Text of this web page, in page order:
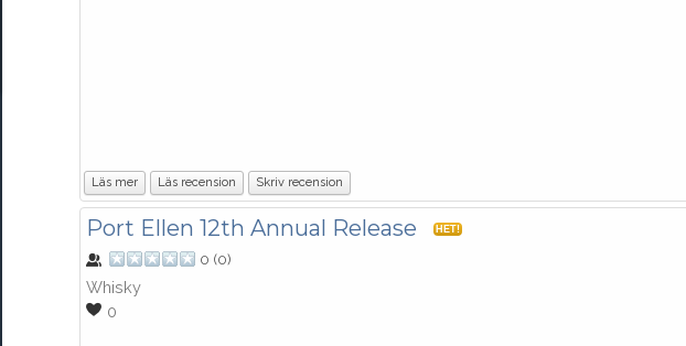
Läs mer Läs recension Skriv recension
Port Ellen 12th Annual Release HET!
0 (0)
Whisky
0